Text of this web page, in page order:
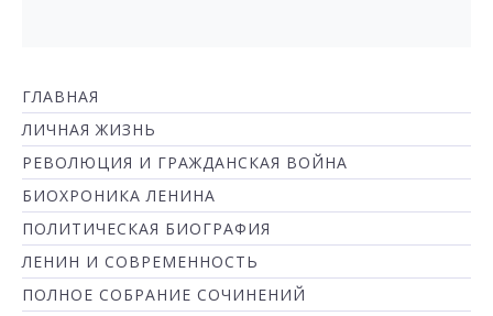
ГЛАВНАЯ
ЛИЧНАЯ ЖИЗНЬ
РЕВОЛЮЦИЯ И ГРАЖДАНСКАЯ ВОЙНА
БИОХРОНИКА ЛЕНИНА
ПОЛИТИЧЕСКАЯ БИОГРАФИЯ
ЛЕНИН И СОВРЕМЕННОСТЬ
ПОЛНОЕ СОБРАНИЕ СОЧИНЕНИЙ